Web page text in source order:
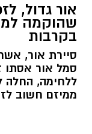
אור גדול,
שהוקמה
בקרבות
סיירת אור,
סמל אור אסתו
ללחימה, החלה
ממיזם חשוב